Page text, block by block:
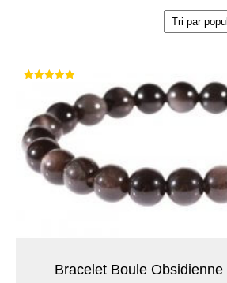
Bracelet Boule
sur 5